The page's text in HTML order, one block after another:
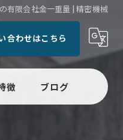
有限会社金一重量 | 精密機械
合わせはこちら
徴 ブログ